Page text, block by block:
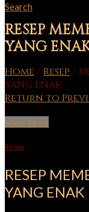
Search
RESEP
YANG
Home / Resep /
YANG ENAK
Return to
View large
Resep
RESEP
YANG ENAK